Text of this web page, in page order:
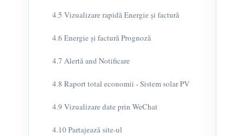
4.5 Vizualizare rapidă Energie și factură
4.6 Energie și factură Prognoză
4.7 Alertă and Notificare
4.8 Raport total economii - Sistem solar PV
4.9 Vizualizare date prin WeChat
4.10 Partajează site-ul